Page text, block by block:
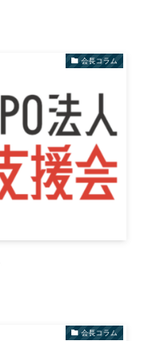
会長コラム
会長コラム